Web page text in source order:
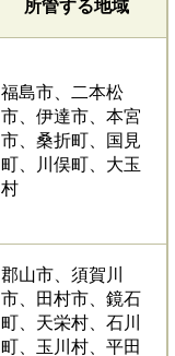
所管する地域
福島市、二本松
市、伊達市、本宮
市、桑折町、国見
町、川俣町、大玉
村
郡山市、須賀川
市、田村市、鏡石
町、天栄村、石川
町、玉川村、平田